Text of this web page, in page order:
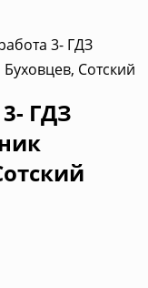
3- ГДЗ
Сотский
ГДЗ